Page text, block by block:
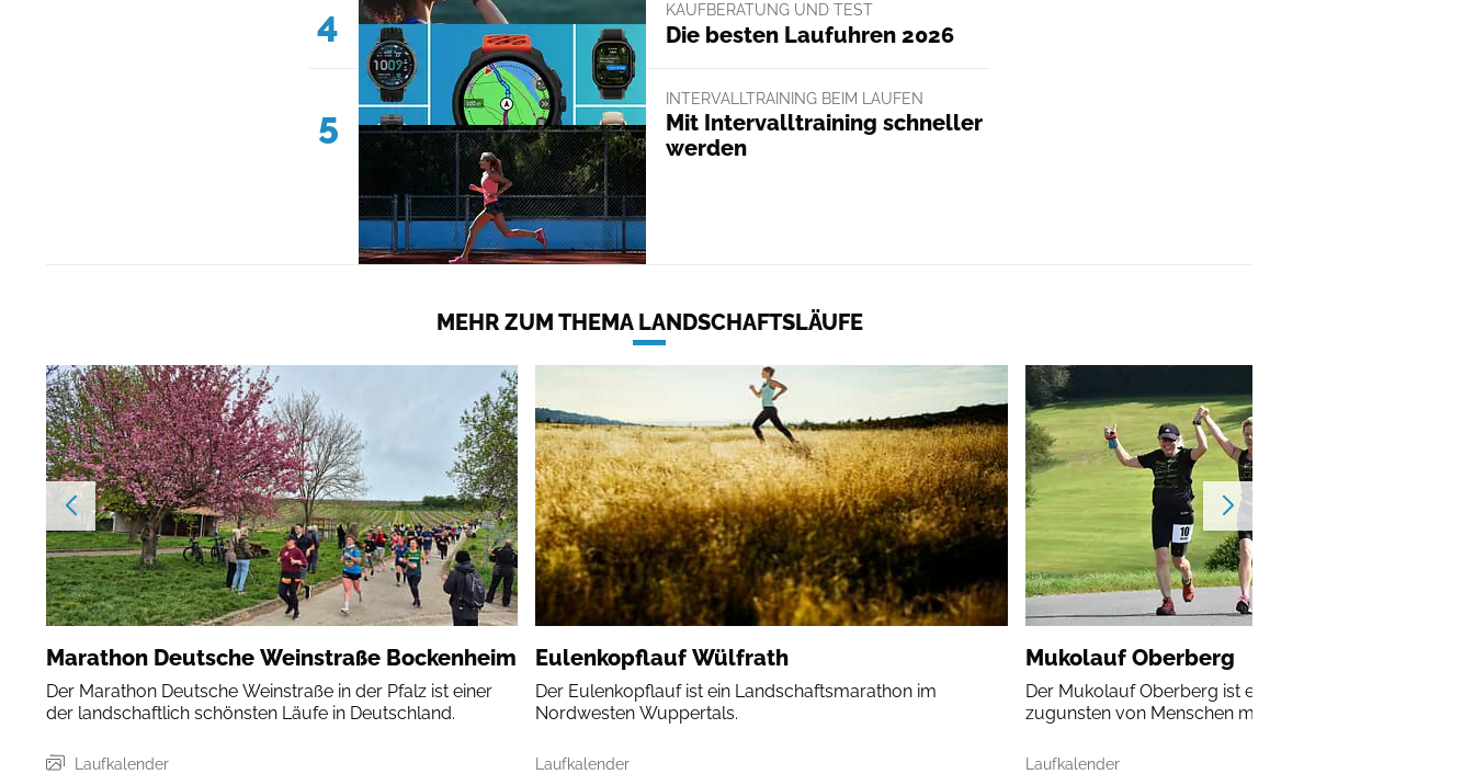
4 KAUFBERATUNG UND TEST
Die besten Laufuhren 2026
5
INTERVALLTRAINING BEIM LAUFEN
Mit Intervalltraining schneller
werden
MEHR ZUM THEMA LANDSCHAFTSLÄUFE
Marathon Deutsche Weinstraße Bockenheim
Der Marathon Deutsche Weinstraße in der Pfalz ist einer
der landschaftlich schönsten Läufe in Deutschland.
Laufkalender
Eulenkopflauf Wülfrath
Der Eulenkopflauf ist ein Landschaftsmarathon im
Nordwesten Wuppertals.
Laufkalender
Mukolauf Oberberg
Der Mukolauf Oberberg ist ein Landschafts-Benefizlauf
zugunsten von Menschen mit Mukoviszidose.
Laufkalender